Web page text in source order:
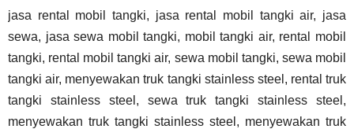
jasa rental mobil tangki, jasa rental mobil tangki air, jasa
sewa, jasa sewa mobil tangki, mobil tangki air, rental mobil
tangki, rental mobil tangki air, sewa mobil tangki, sewa mobil
tangki air, menyewakan truk tangki stainless steel, rental truk
tangki stainless steel, sewa truk tangki stainless steel,
menyewakan truk tangki stainless steel, menyewakan truk